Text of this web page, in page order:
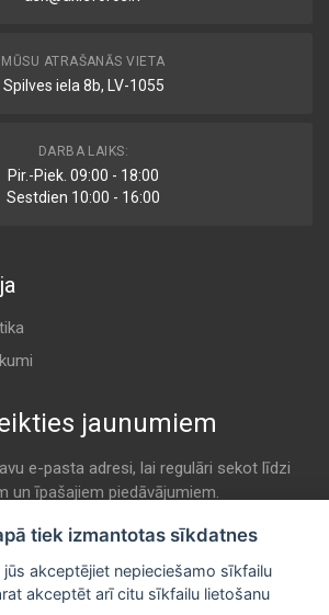
MŪSU ATRAŠANĀS VIETA
Spilves iela 8b, LV-1055
DARBA LAIKS:
Pir.-Piek. 09:00 - 18:00
Sestdien 10:00 - 16:00
jaunumiem
e-pasta adresi, lai regulāri sekot līdzi
un īpašajiem piedāvājumiem.
Pieteikties
tiek izmantotas sīkdatnes
jūs akceptējiet nepieciešamo sīkfailu
akceptēt arī citu sīkfailu lietošanu